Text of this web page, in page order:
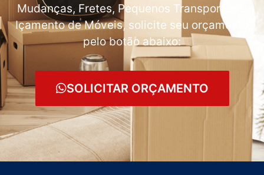
Mudanças, Fretes, Pequenos Transportes e
Içamento de Móveis, solicite seu orçamento
pelo botão abaixo:
SOLICITAR ORÇAMENTO